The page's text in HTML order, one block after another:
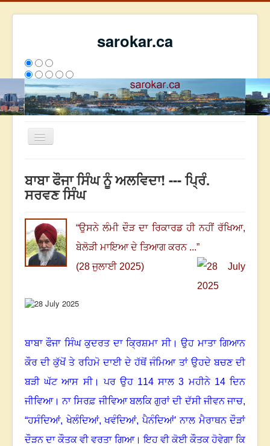
sarokar.ca
Toggle
ਰਚਨਾਵਾਂ
ਸੰਪਰਕ
We have 119 guests and no members online
2796549
ਇਸ ਹਫਤੇ23983 ਇਸ ਮਹੀਨੇ32774
ਬਾਬਾ ਫੌਜਾ ਸਿੰਘ ਨੂੰ ਅਲਵਿਦਾ! --- ਪ੍ਰਿੰ.
ਸਰਵਣ ਸਿੰਘ
“ਉਸਨੇ ਲੰਮੀ ਦੌੜ ਦਾ ਰਿਕਾਰਡ ਹੀ ਨਹੀਂ ਰੱਖਿਆ,
ਬੇਲੋੜੀ ਮਾਇਆ ਦੇ ਤਿਆਗ ਕਰਨ ...”
(28 ਜੁਲਾਈ 2025)
ਬਾਬਾ ਫੌਜਾ ਸਿੰਘ ਕੁਦਰਤ ਦਾ ਕ੍ਰਿਸ਼ਮਾ ਸੀ।ਉਹ ਮਾਤਾ ਗਿਆਨ
ਕੌਰ ਦੀ ਕੁੱਖੋਂ ਤੇ ਰਹਿਮੋ ਦਾਈ ਦੇ ਹੱਥੋਂ ਜੰਮਿਆ ਤਾਂ ਉਹਦੇ ਬਚਣ ਦੀ
ਬੜੀ ਘੱਟ ਆਸ ਸੀ।ਪਰ ਉਹ 114ਸਾਲ3 ਮਹੀਨੇ 14ਦਿਨ
ਜੀਵਿਆ।ਨਾ ਸਿਰਫ਼ ਜੀਵਿਆ ਬਲਕਿ ਗੁਰਾਂ ਦੀ ਦੱਸੀ ਜੀਵਨ ਜਾਚ,
“ਹਸੰਦਿਆਂ,ਖੇਲੰਦਿਆਂ,ਖਵੰਦਿਆਂ,ਪੈਨੰਦਿਆਂ’ ਨਾਲ ਮੈਰਾਥਨ ਦੌੜਾਂ
ਦੌੜਨ ਦਾ ਕੌਤਕ ਵੀ ਵਰਤਾ ਗਿਆ।ਇਹ ਵੀ ਕੋਈ ਕੌਤਕ ਹੋਵੇਗਾ ਕਿ